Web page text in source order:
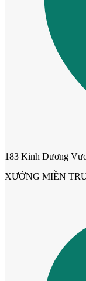
183 Kinh Dương
XƯỞNG MIỀN